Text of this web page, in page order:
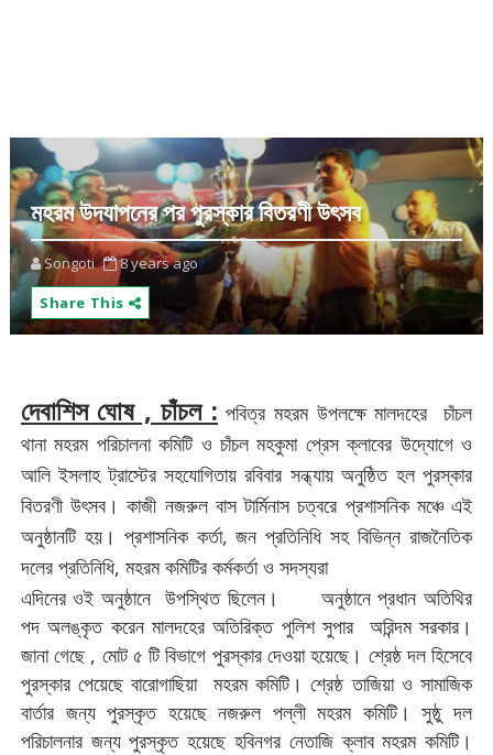
মহরম উদযাপনের পর পুরস্কার বিতরণী উৎসব
Songoti
8 years ago
Share This
দেবাশিস ঘোষ , চাঁচল : পবিত্র মহরম উপলক্ষে মালদহের চাঁচল
থানা মহরম পরিচালনা কমিটি ও চাঁচল মহকুমা প্রেস ক্লাবের উদ্যোগে ও
আলি ইসলাহ ট্রাস্টের সহযোগিতায় রবিবার সন্ধ্যায় অনুষ্ঠিত হল পুরস্কার
বিতরণী উৎসব। কাজী নজরুল বাস টার্মিনাস চত্বরে প্রশাসনিক মঞ্চে এই
অনুষ্ঠানটি হয়। প্রশাসনিক কর্তা, জন প্রতিনিধি সহ বিভিন্ন রাজনৈতিক
দলের প্রতিনিধি, মহরম কমিটির কর্মকর্তা ও সদস্যরা
এদিনের ওই অনুষ্ঠানে উপস্থিত ছিলেন। অনুষ্ঠানে প্রধান অতিথির
পদ অলঙ্কৃত করেন মালদহের অতিরিক্ত পুলিশ সুপার অরিন্দম সরকার।
জানা গেছে , মোট ৫ টি বিভাগে পুরস্কার দেওয়া হয়েছে। শ্রেষ্ঠ দল হিসেবে
পুরস্কার পেয়েছে বারোগাছিয়া মহরম কমিটি। শ্রেষ্ঠ তাজিয়া ও সামাজিক
বার্তার জন্য পুরস্কৃত হয়েছে নজরুল পল্লী মহরম কমিটি। সুষ্ঠু দল
পরিচালনার জন্য পুরস্কৃত হয়েছে হবিনগর নেতাজি ক্লাব মহরম কমিটি।